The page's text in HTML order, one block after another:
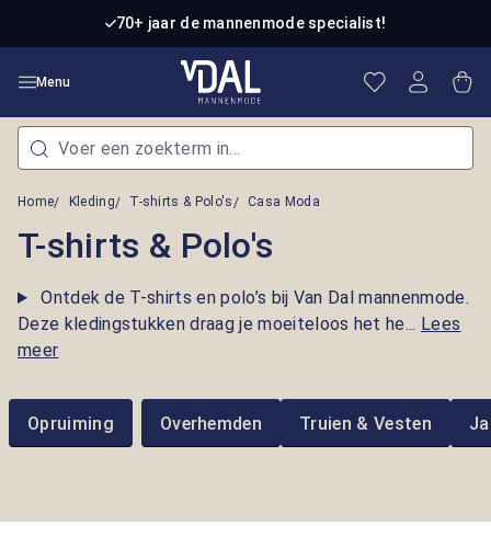
Ga naar de hoofdinhoud70+ jaar de mannenmode specialist!
Menu Je hebt 0
Home Kleding T-shirts & Polo's Casa Moda
T-shirts & Polo's
Ontdek de T-shirts en polo’s bij Van Dal mannenmode.
Deze kledingstukken draag je moeiteloos het he... Lees
meer
Opruiming Overhemden Truien & Vesten